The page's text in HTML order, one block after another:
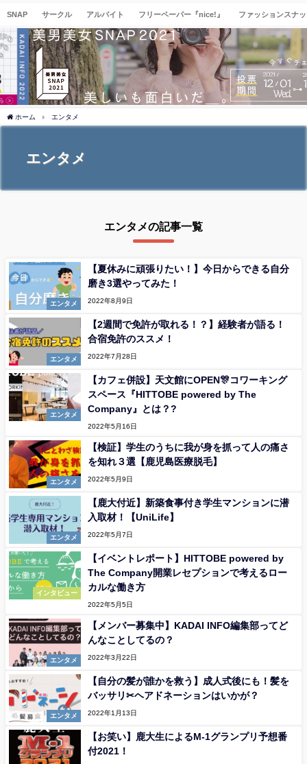
SNAP サークル アルバイト フリーペーパー『nice!』 ファッションスナ
ホーム エンタメ
エンタメ
エンタメの記事一覧
エンタメ
【夏休みに頑張りたい！】今日からできる自分
磨き3選やってみた！
2022年8月9日
エンタメ
【2週間で免許が取れる！？】経験者が語る！
合宿免許のススメ！
2022年7月28日
エンタメ
【カフェ併設】天文館にOPEN🎊コワーキング
スペース『HITTOBE powered by The
Company』とは？?
2022年5月16日
エンタメ
【検証】学生のうちに我が身を抓って人の痛さ
を知れ３選【鹿児島医療脱毛】
2022年5月9日
エンタメ
【鹿大付近】新築食事付き学生マンションに潜
入取材！【UniLife】
2022年5月7日
インタビュー
【イベントレポート】HITTOBE powered by
The Company開業レセプションで考えるロー
カルな働き方
2022年5月5日
エンタメ
【メンバー募集中】KADAI INFO編集部ってど
んなことしてるの？
2022年3月22日
エンタメ
【自分の髪が誰かを救う】成人式後にも！髪を
バッサリ✂ヘアドネーションはいかが？
2022年1月13日
【お笑い】鹿大生によるM-1グランプリ予想番
付2021！